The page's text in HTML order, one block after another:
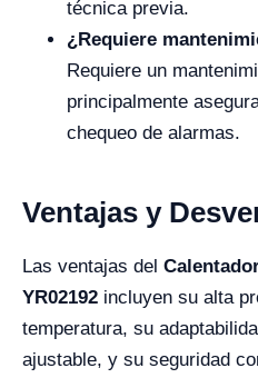
técnica previa.
¿Requiere
Requiere un
principalmente
chequeo de alarmas.
Ventajas y
Las ventajas del
YR02192 incluyen su alta
temperatura, su
ajustable, y su seguridad